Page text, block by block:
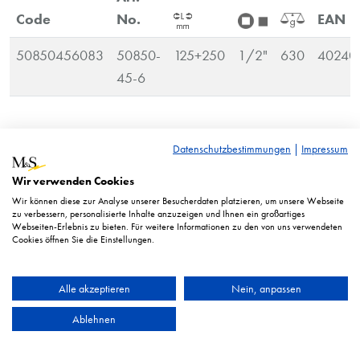
Code
No.
EAN
50850456083
50850-
45-6
125+250 1/2" 630
RRP* = Recommended retail price. Displayed prices in euro
excl. taxes.
Datenschutzbestimmungen | Impressum
Wir verwenden Cookies
Wir können diese zur Analyse unserer Besucherdaten platzieren, um unsere Webseite
zu verbessern, personalisierte Inhalte anzuzeigen und Ihnen ein großartiges
Webseiten-Erlebnis zu bieten. Für weitere Informationen zu den von uns verwendeten
Cookies öffnen Sie die Einstellungen.
Alle akzeptieren Nein, anpassen
Ablehnen